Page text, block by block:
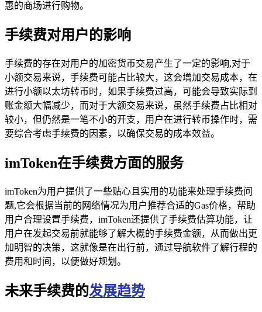
惠的商场进行购物。
手续费对用户的影响
手续费的存在对用户的加密货币交易产生了一定的影响,对于
小额交易来说，手续费可能占比较大，这会增加交易成本，在
进行小额以太坊转币时，如果手续费过高，可能会导致实际到
账金额大幅减少，而对于大额交易来说，虽然手续费占比相对
较小，但仍然是一笔不小的开支，用户在进行转币操作时，需
要综合考虑手续费的因素，以确保交易的成本效益。
imToken在手续费方面的服务
imToken为用户提供了一些贴心且实用的功能来处理手续费问
题,它会根据当前的网络情况为用户推荐合适的Gas价格，帮助
用户合理设置手续费，imToken还提供了手续费估算功能，让
用户在发起交易前就能够了解大概的手续费金额，从而做出更
加明智的决策，这就像是在出行前，通过导航软件了解行程的
费用和时间，以便做好规划。
未来手续费的发展趋势